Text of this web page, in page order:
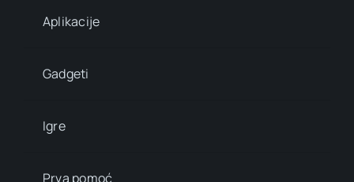
Aplikacije
Gadgeti
Igre
Prva pomoć